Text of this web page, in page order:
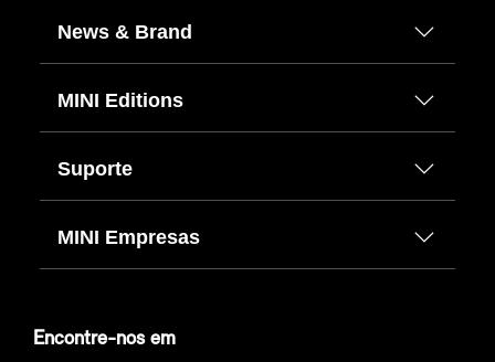
News & Brand
MINI Editions
Suporte
MINI Empresas
Encontre-nos em